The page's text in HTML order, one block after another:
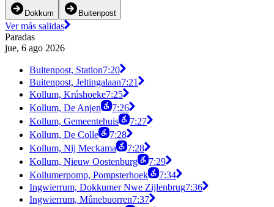
Dokkum Buitenpost
Ver más salidas
Paradas
jue, 6 ago 2026
Buitenpost, Station7:20
Buitenpost, Jeltingalaan7:21
Kollum, Krúshoeke7:25
Kollum, De Anjen
7:26
Kollum, Gemeentehuis
7:27
Kollum, De Colle
7:28
Kollum, Nij Meckama
7:28
Kollum, Nieuw Oostenburg
7:29
Kollumerpomp, Pompsterhoek
7:34
Ingwierrum, Dokkumer Nwe Zijlenbrug7:36
Ingwierrum, Mûnebuorren7:37